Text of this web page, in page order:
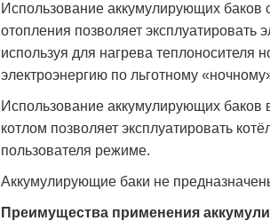
Использование аккумулирующих баков
отопления позволяет эксплуатировать
используя для нагрева теплоносителя
электроэнергию по льготному
Использование аккумулирующих баков
котлом позволяет эксплуатировать
пользователя режиме.
Аккумулирующие баки не
Преимущества применения